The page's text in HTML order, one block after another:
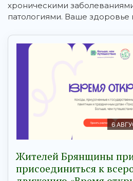
хроническими
патологиями. Ваше здоровье
6
Жителей Брянщины
присоединиться к